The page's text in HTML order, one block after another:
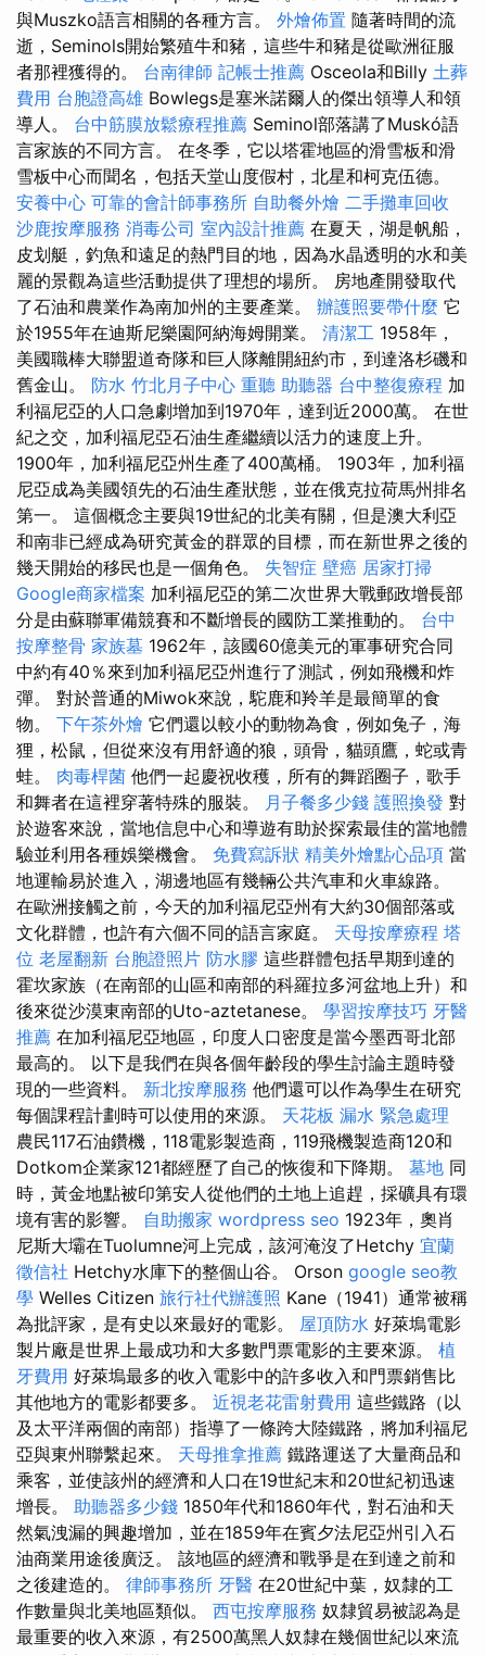
與Muszko語言相關的各種方言。 外燴佈置 隨著時間的流
逝，Seminols開始繁殖牛和豬，這些牛和豬是從歐洲征服
者那裡獲得的。 台南律師 記帳士推薦 Osceola和Billy 土葬
費用 台胞證高雄 Bowlegs是塞米諾爾人的傑出領導人和領
導人。 台中筋膜放鬆療程推薦 Seminol部落講了Muskó語
言家族的不同方言。 在冬季，它以塔霍地區的滑雪板和滑
雪板中心而聞名，包括天堂山度假村，北星和柯克伍德。
安養中心 可靠的會計師事務所 自助餐外燴 二手攤車回收
沙鹿按摩服務 消毒公司 室內設計推薦 在夏天，湖是帆船，
皮划艇，釣魚和遠足的熱門目的地，因為水晶透明的水和美
麗的景觀為這些活動提供了理想的場所。 房地產開發取代
了石油和農業作為南加州的主要產業。 辦護照要帶什麼 它
於1955年在迪斯尼樂園阿納海姆開業。 清潔工 1958年，
美國職棒大聯盟道奇隊和巨人隊離開紐約市，到達洛杉磯和
舊金山。 防水 竹北月子中心 重聽 助聽器 台中整復療程 加
利福尼亞的人口急劇增加到1970年，達到近2000萬。 在世
紀之交，加利福尼亞石油生產繼續以活力的速度上升。
1900年，加利福尼亞州生產了400萬桶。 1903年，加利福
尼亞成為美國領先的石油生產狀態，並在俄克拉荷馬州排名
第一。 這個概念主要與19世紀的北美有關，但是澳大利亞
和南非已經成為研究黃金的群眾的目標，而在新世界之後的
幾天開始的移民也是一個角色。 失智症 壁癌 居家打掃
Google商家檔案 加利福尼亞的第二次世界大戰郵政增長部
分是由蘇聯軍備競賽和不斷增長的國防工業推動的。 台中
按摩整骨 家族墓 1962年，該國60億美元的軍事研究合同
中約有40％來到加利福尼亞州進行了測試，例如飛機和炸
彈。 對於普通的Miwok來說，駝鹿和羚羊是最簡單的食
物。 下午茶外燴 它們還以較小的動物為食，例如兔子，海
狸，松鼠，但從來沒有用舒適的狼，頭骨，貓頭鷹，蛇或青
蛙。 肉毒桿菌 他們一起慶祝收穫，所有的舞蹈圈子，歌手
和舞者在這裡穿著特殊的服裝。 月子餐多少錢 護照換發 對
於遊客來說，當地信息中心和導遊有助於探索最佳的當地體
驗並利用各種娛樂機會。 免費寫訴狀 精美外燴點心品項 當
地運輸易於進入，湖邊地區有幾輛公共汽車和火車線路。
在歐洲接觸之前，今天的加利福尼亞州有大約30個部落或
文化群體，也許有六個不同的語言家庭。 天母按摩療程 塔
位 老屋翻新 台胞證照片 防水膠 這些群體包括早期到達的
霍坎家族（在南部的山區和南部的科羅拉多河盆地上升）和
後來從沙漠東南部的Uto-aztetanese。 學習按摩技巧 牙醫
推薦 在加利福尼亞地區，印度人口密度是當今墨西哥北部
最高的。 以下是我們在與各個年齡段的學生討論主題時發
現的一些資料。 新北按摩服務 他們還可以作為學生在研究
每個課程計劃時可以使用的來源。 天花板 漏水 緊急處理
農民117石油鑽機，118電影製造商，119飛機製造商120和
Dotkom企業家121都經歷了自己的恢復和下降期。 墓地 同
時，黃金地點被印第安人從他們的土地上追趕，採礦具有環
境有害的影響。 自助搬家 wordpress seo 1923年，奧肖
尼斯大壩在Tuolumne河上完成，該河淹沒了Hetchy 宜蘭
徵信社 Hetchy水庫下的整個山谷。 Orson google seo教
學 Welles Citizen 旅行社代辦護照 Kane（1941）通常被稱
為批評家，是有史以來最好的電影。 屋頂防水 好萊塢電影
製片廠是世界上最成功和大多數門票電影的主要來源。 植
牙費用 好萊塢最多的收入電影中的許多收入和門票銷售比
其他地方的電影都要多。 近視老花雷射費用 這些鐵路（以
及太平洋兩個的南部）指導了一條跨大陸鐵路，將加利福尼
亞與東州聯繫起來。 天母推拿推薦 鐵路運送了大量商品和
乘客，並使該州的經濟和人口在19世紀末和20世紀初迅速
增長。 助聽器多少錢 1850年代和1860年代，對石油和天
然氣洩漏的興趣增加，並在1859年在賓夕法尼亞州引入石
油商業用途後廣泛。 該地區的經濟和戰爭是在到達之前和
之後建造的。 律師事務所 牙醫 在20世紀中葉，奴隸的工
作數量與北美地區類似。 西屯按摩服務 奴隸貿易被認為是
最重要的收入來源，有2500萬黑人奴隸在幾個世紀以來流